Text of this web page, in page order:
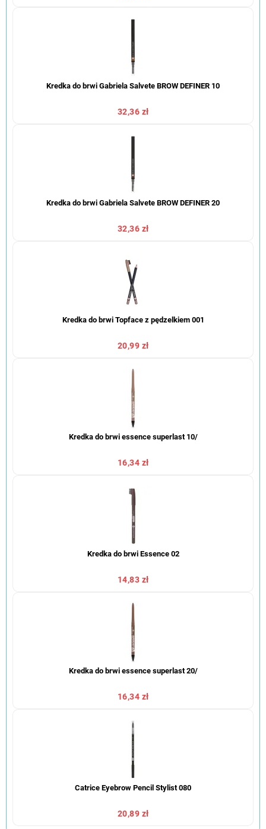
Kredka do brwi Gabriela Salvete BROW DEFINER 10
32,36 zł
Kredka do brwi Gabriela Salvete BROW DEFINER 20
32,36 zł
Kredka do brwi Topface z pędzelkiem 001
20,99 zł
Kredka do brwi essence superlast 10/
16,34 zł
Kredka do brwi Essence 02
14,83 zł
Kredka do brwi essence superlast 20/
16,34 zł
Catrice Eyebrow Pencil Stylist 080
20,89 zł